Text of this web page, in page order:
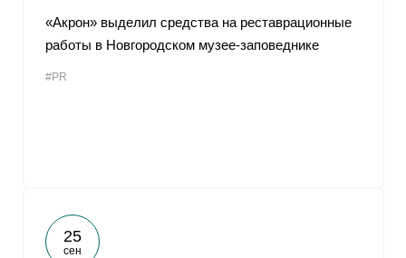
«Акрон» выделил средства на реставрационные
работы в Новгородском музее-заповеднике
#PR
25
сен